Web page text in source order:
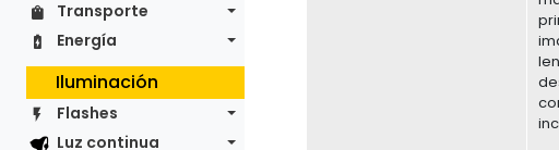
Transporte
Energía
Iluminación
Flashes
Luz continua